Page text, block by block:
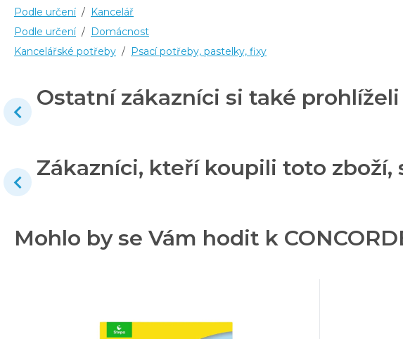
Podle určení / Kancelář
Podle určení / Domácnost
Kancelářské potřeby / Psací potřeby, pastelky, fixy
Ostatní zákazníci si také prohlíželi
Zákazníci, kteří koupili toto zboží,
Mohlo by se Vám hodit k